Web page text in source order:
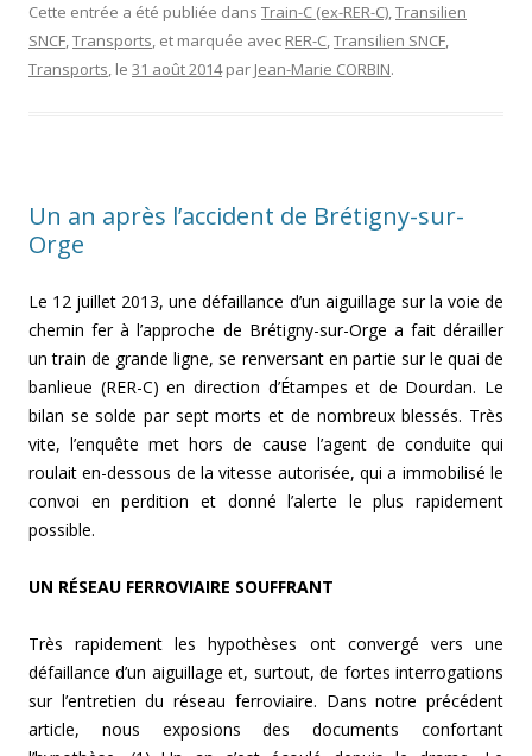
Cette entrée a été publiée dans Train-C (ex-RER-C),Transilien
SNCF,Transports, et marquée avec RER-C,Transilien SNCF,
Transports, le 31 août 2014 par Jean-Marie CORBIN.
Un an après l’accident de Brétigny-sur-
Orge
Le 12 juillet 2013, une défaillance d’un aiguillage sur la voie de
chemin fer à l’approche de Brétigny-sur-Orge a fait dérailler
un train de grande ligne, se renversant en partie sur le quai de
banlieue (RER-C) en direction d’Étampes et de Dourdan. Le
bilan se solde par sept morts et de nombreux blessés. Très
vite, l’enquête met hors de cause l’agent de conduite qui
roulait en-dessous de la vitesse autorisée, qui a immobilisé le
convoi en perdition et donné l’alerte le plus rapidement
possible.
UN RÉSEAU FERROVIAIRE SOUFFRANT
Très rapidement les hypothèses ont convergé vers une
défaillance d’un aiguillage et, surtout, de fortes interrogations
sur l’entretien du réseau ferroviaire. Dans notre précédent
article, nous exposions des documents confortant